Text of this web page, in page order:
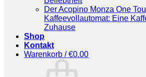
Der Acopino Monza One
Kaffeevollautomat: Eine
Zuhause
Shop
Kontakt
Warenkorb /€0.00